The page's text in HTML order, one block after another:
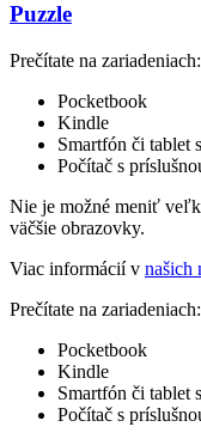
Puzzle
Prečítate na zariadeniach:
Pocketbook
Kindle
Smartfón či tablet
Počítač s
Nie je možné meniť
väčšie obrazovky.
Viac informácií v našich
Prečítate na zariadeniach:
Pocketbook
Kindle
Smartfón či tablet
Počítač s